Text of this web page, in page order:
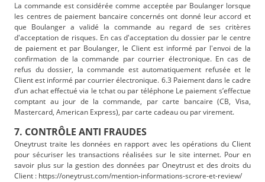
La commande est considérée comme acceptée par Boulanger lorsque
les centres de paiement bancaire concernés ont donné leur accord et
que Boulanger a validé la commande au regard de ses critères
d'acceptation de risques. En cas d'acceptation du dossier par le centre
de paiement et par Boulanger, le Client est informé par l'envoi de la
confirmation de la commande par courrier électronique. En cas de
refus du dossier, la commande est automatiquement refusée et le
Client est informé par courrier électronique. 6.3 Paiement dans le cadre
d’un achat effectué via le tchat ou par téléphone Le paiement s’effectue
comptant au jour de la commande, par carte bancaire (CB, Visa,
Mastercard, American Express), par carte cadeau ou par virement.
7. CONTRÔLE ANTI FRAUDES
Oneytrust traite les données en rapport avec les opérations du Client
pour sécuriser les transactions réalisées sur le site internet. Pour en
savoir plus sur la gestion des données par Oneytrust et des droits du
Client : https://oneytrust.com/mention-informations-scrore-et-review/